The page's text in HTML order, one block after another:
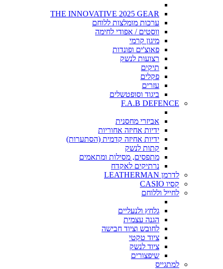
THE INNOVATIVE 2025 GEAR
ערכות מומלצות ללוחם
ווסטים / אפודי לחימה
מיגון קרמי
פאוצ'ים ופונדות
רצועות לנשק
תיקים
פקלים
עזרים
ביגוד וסופטשלים
F.A.B DEFENCE
אביזרי מחסנית
ידיות אחיזה אחוריות
ידיות אחיזה קדמית (הסתערות)
קתות לנשק
מתפסים, מסילות ומתאמים
נרתיקים לאקדח
לדרמן LEATHERMAN
קסיו CASIO
לחייל וללוחם
גלחץ ולנעליים
הגנה עצמית
לחובש וציוד חבישה
ציוד טקטי
ציוד לנשק
שיפצורים
למתגייס